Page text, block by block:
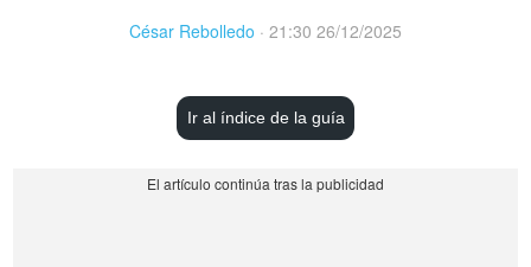
César Rebolledo · 21:30 26/12/2025
Ir al índice de la guía